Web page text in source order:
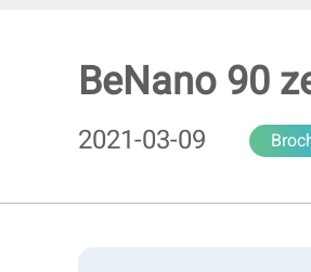
BeNano 90
2021-03-09